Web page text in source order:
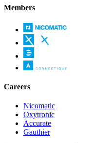
Members
Careers
Nicomatic
Oxytronic
Accurate
Gauthier